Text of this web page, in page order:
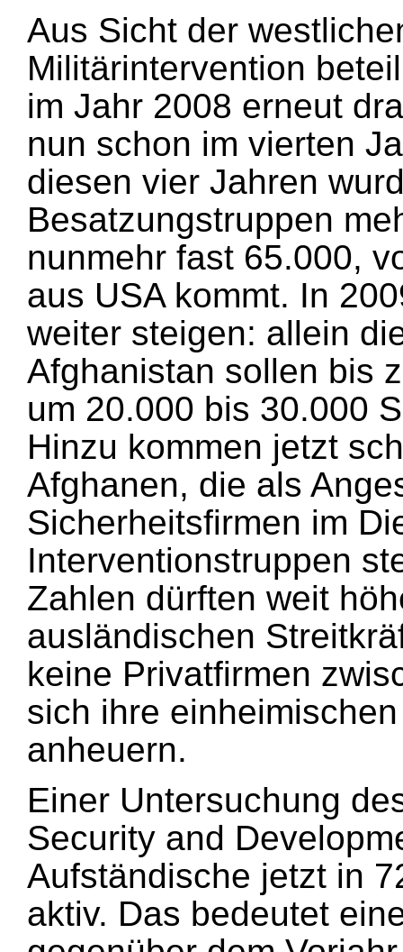
Aus Sicht der
Militärintervention
im Jahr 2008 erneut
nun schon im vierten
diesen vier Jahren
Besatzungstruppen
nunmehr fast 65.000,
aus USA kommt. In
weiter steigen: allein
Afghanistan sollen bis
um 20.000 bis 30.000
Hinzu kommen jetzt
Afghanen, die als
Sicherheitsfirmen im
Interventionstruppen
Zahlen dürften weit
ausländischen
keine Privatfirmen
sich ihre
anheuern.
Einer Untersuchung
Security and
Aufständische jetzt in
aktiv. Das bedeutet